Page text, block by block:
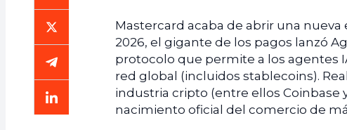
Mastercard acaba de abrir una
2026, el gigante de los pagos lanzó
protocolo que permite a los agentes
red global (incluidos stablecoins).
industria cripto (entre ellos Coinbase
nacimiento oficial del comercio de